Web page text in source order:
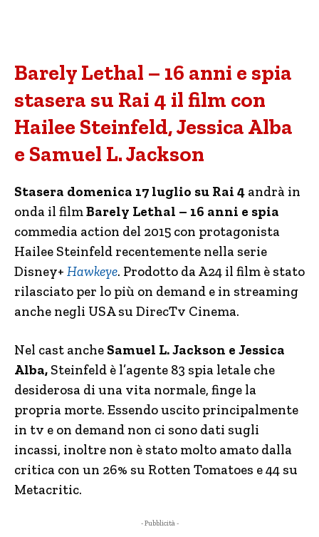
Barely Lethal – 16 anni e spia
stasera su Rai 4 il film con
Hailee Steinfeld, Jessica Alba
e Samuel L. Jackson
Stasera domenica 17 luglio su Rai 4 andrà in
onda il filmBarely Lethal – 16 anni e spia
commedia action del 2015 con protagonista
Hailee Steinfeld recentemente nella serie
Disney+ Hawkeye. Prodotto da A24 il film è stato
rilasciato per lo più on demand e in streaming
anche negli USA su DirecTv Cinema.
Nel cast anche Samuel L. Jackson e Jessica
Alba, Steinfeld è l’agente 83 spia letale che
desiderosa di una vita normale, finge la
propria morte. Essendo uscito principalmente
in tv e on demand non ci sono dati sugli
incassi, inoltre non è stato molto amato dalla
critica con un 26% su Rotten Tomatoes e 44 su
Metacritic.
- Pubblicità -